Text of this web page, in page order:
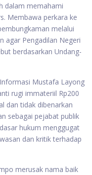
dalam memahami
Membawa perkara ke
melalui
agar Pengadilan Negeri
berdasarkan Undang-
Mustafa Layong
rugi immateriil Rp200
dan tidak dibenarkan
sebagai pejabat publik
hukum menggugat
dan kritik terhadap
merusak nama baik